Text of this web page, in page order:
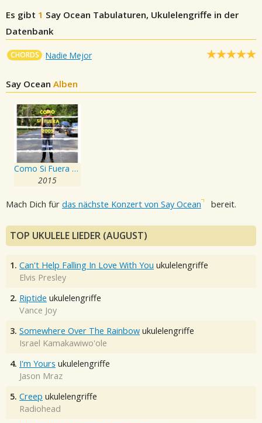
Es gibt 1 Say Ocean Tabulaturen, Ukulelengriffe in der
Datenbank
CHORDS Nadie Mejor
Say Ocean Alben
Como Si Fuera 2005
2015
Mach Dich für das nächste Konzert von Say Ocean bereit.
TOP UKULELE LIEDER (AUGUST)
1. Can't Help Falling In Love With You ukulelengriffe
Elvis Presley
2. Riptide ukulelengriffe
Vance Joy
3. Somewhere Over The Rainbow ukulelengriffe
Israel Kamakawiwo'ole
4. I'm Yours ukulelengriffe
Jason Mraz
5. Creep ukulelengriffe
Radiohead